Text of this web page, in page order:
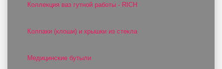
Коллекция ваз гутной работы - RICH
Колпаки (клоши) и крышки из стекла
Медицинские бутыли